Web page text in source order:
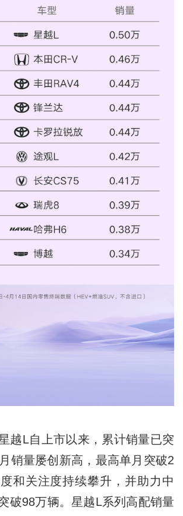
L自上市以来，累计销量已突
销量屡创新高，最高单月突破2
和关注度持续攀升，并助力中
破98万辆。星越L系列高配销量